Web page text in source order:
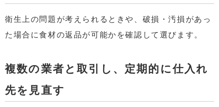
衛生上の問題が考えられるときや、破損・汚損があっ
た場合に食材の返品が可能かを確認して選びます。
複数の業者と取引し、定期的に仕入れ
先を見直す